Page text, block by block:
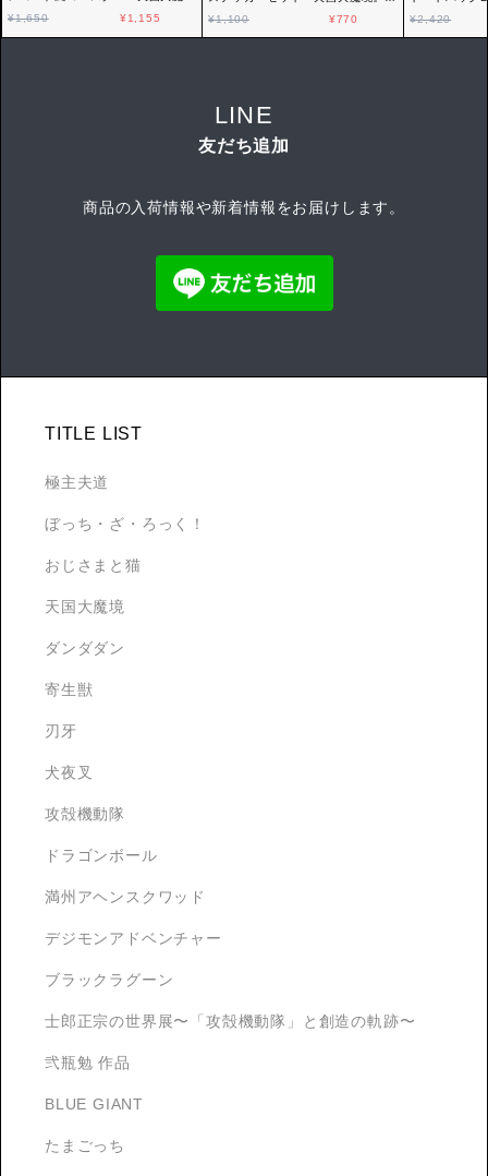
境』プロペラ
¥1,650 ¥1,155
ロペラ
¥1,100 ¥770
ペラ
¥2,420
LINE
友だち追加
商品の入荷情報や新着情報をお届けします。
TITLE LIST
極主夫道
ぼっち・ざ・ろっく！
おじさまと猫
天国大魔境
ダンダダン
寄生獣
刃牙
犬夜叉
攻殻機動隊
ドラゴンボール
満州アヘンスクワッド
デジモンアドベンチャー
ブラックラグーン
士郎正宗の世界展〜「攻殻機動隊」と創造の軌跡〜
弐瓶勉 作品
BLUE GIANT
たまごっち